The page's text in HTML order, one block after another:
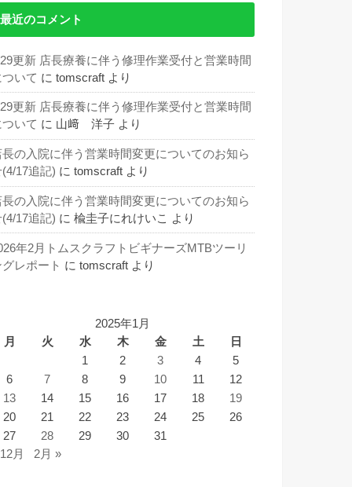
最近のコメント
更新 店長療養に伴う修理作業受付と営業時間
いて に tomscraft より
更新 店長療養に伴う修理作業受付と営業時間
いて に 山﨑 洋子 より
長の入院に伴う営業時間変更についてのお知ら
(4/17追記) に tomscraft より
長の入院に伴う営業時間変更についてのお知ら
(4/17追記) に 楡圭子にれけいこ より
年2月トムスクラフトビギナーズMTBツーリ
レポート に tomscraft より
2025年1月
月
火 水 木 金 土
日
1
2 3 4
5
6
7 8 9 10 11
12
13
14 15 16 17 18
19
20
21 22 23 24 25
26
27
28 29 30
31
月
2月 »